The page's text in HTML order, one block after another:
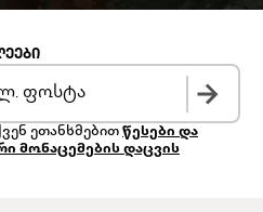
ეთანხმებით წესები და
მონაცემების დაცვის